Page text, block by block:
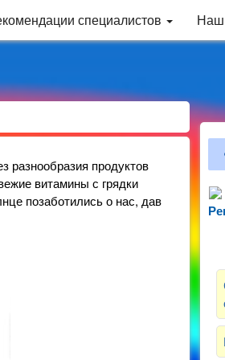
специалистов
разнообразия продуктов
витамины с грядки
позаботились о нас, дав